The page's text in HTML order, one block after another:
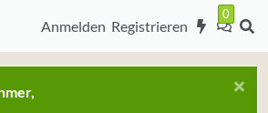
Anmelden Registrieren